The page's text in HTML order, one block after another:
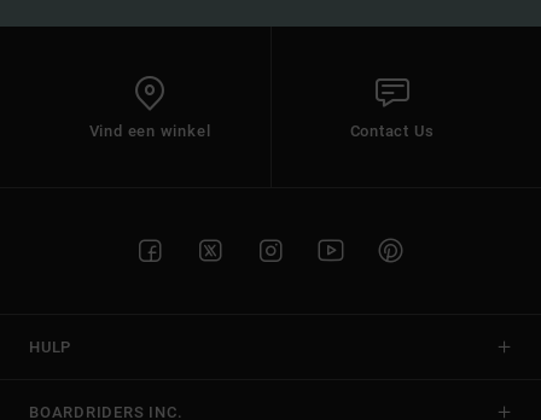
Vind een winkel Contact Us
HULP
BOARDRIDERS INC.